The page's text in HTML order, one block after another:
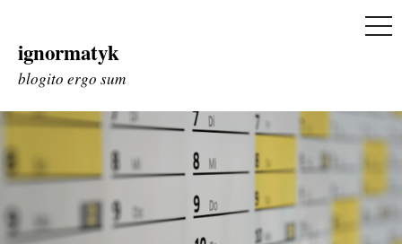
Skip
to
ignormatyk
blogito ergo sum